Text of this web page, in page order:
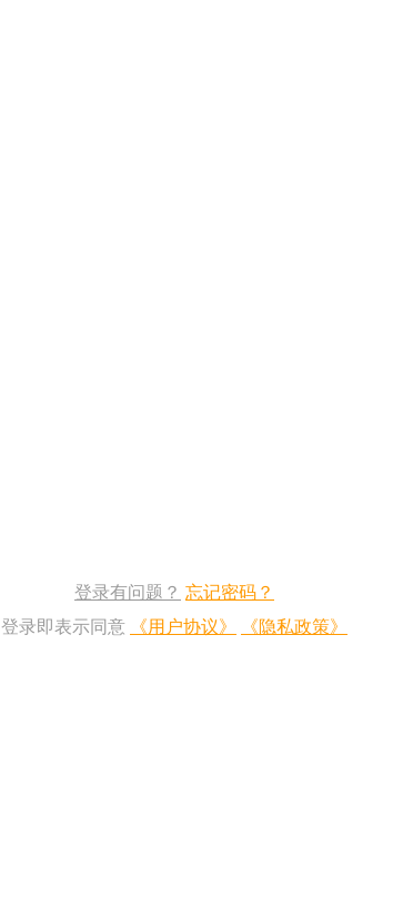
登录有问题？ 忘记密码？
登录即表示同意
《用户协议》
《隐私政策》